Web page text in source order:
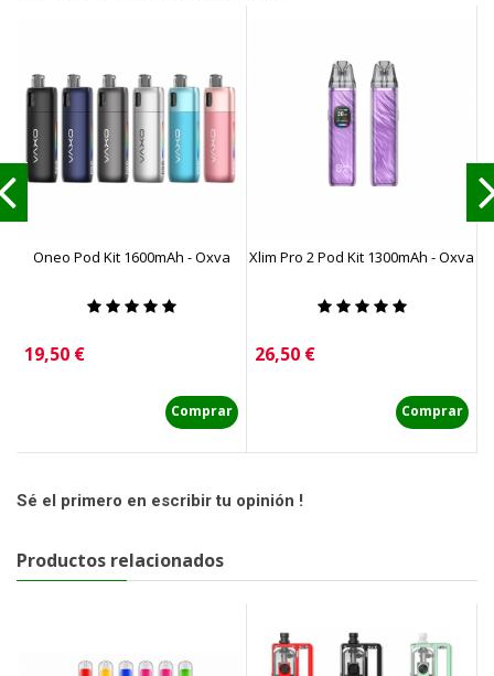
Oneo Pod Kit 1600mAh - Oxva
Precio
19,50 €
Comprar
Xlim Pro 2 Pod Kit 1300mAh - Oxva
Precio
26,50 €
Comprar
Sé el primero en escribir tu opinión !
Productos relacionados